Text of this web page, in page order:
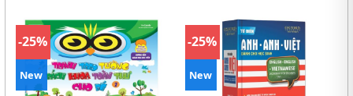
-25%
New
-25%
New